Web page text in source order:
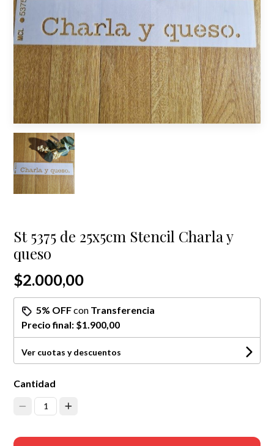
St 5375 de 25x5cm Stencil Charla y
queso
$2.000,00
5% OFFcon Transferencia
Precio final: $1.900,00
Ver cuotas y descuentos
Cantidad
1